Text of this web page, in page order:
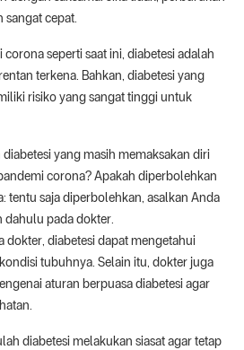
sangat cepat.
seperti saat ini, diabetesi adalah
terkena. Bahkan, diabetesi yang
risiko yang sangat tinggi untuk
yang masih memaksakan diri
corona? Apakah diperbolehkan
tentu saja diperbolehkan, asalkan Anda
dahulu pada dokter.
dokter, diabetesi dapat mengetahui
tubuhnya. Selain itu, dokter juga
aturan berpuasa diabetesi agar
diabetesi melakukan siasat agar tetap